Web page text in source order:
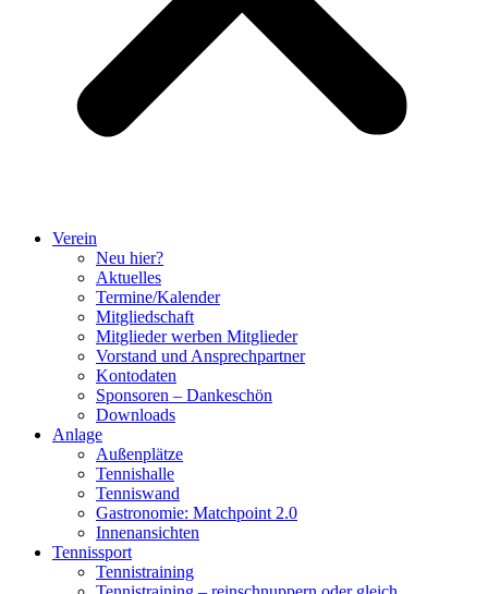
Verein
Neu hier?
Aktuelles
Termine/Kalender
Mitgliedschaft
Mitglieder werben Mitglieder
Vorstand und Ansprechpartner
Kontodaten
Sponsoren – Dankeschön
Downloads
Anlage
Außenplätze
Tennishalle
Tenniswand
Gastronomie: Matchpoint 2.0
Innenansichten
Tennissport
Tennistraining